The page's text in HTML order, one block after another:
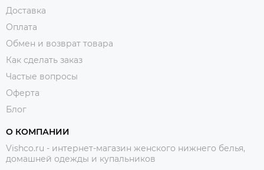
Доставка
Оплата
Обмен и возврат товара
Как сделать заказ
Частые вопросы
Оферта
Блог
О КОМПАНИИ
Vishco.ru - интернет-магазин женского нижнего белья,
домашней одежды и купальников